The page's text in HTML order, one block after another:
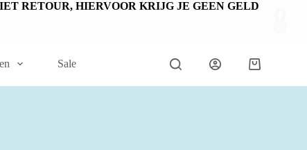
RETOUR, HIERVOOR KRIJG JE GEEN GELD
Sale